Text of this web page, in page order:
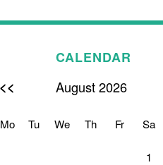
CALENDAR
<< August 2026
Mo Tu We Th Fr Sa
1